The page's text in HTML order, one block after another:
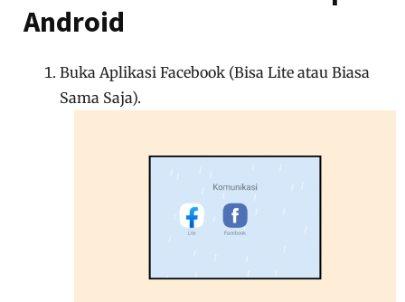
Android
Buka Aplikasi Facebook (Bisa Lite atau Biasa
Sama Saja).